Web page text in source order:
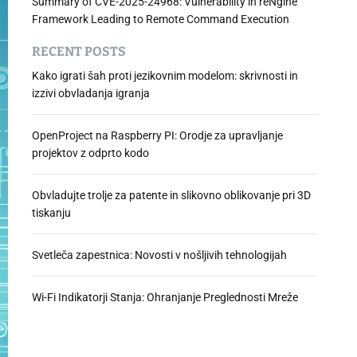
Framework Leading to Remote Command Execution
RECENT POSTS
Kako igrati šah proti jezikovnim modelom: skrivnosti in
izzivi obvladanja igranja
OpenProject na Raspberry PI: Orodje za upravljanje
projektov z odprto kodo
Obvladujte trolje za patente in slikovno oblikovanje pri 3D
tiskanju
Svetleča zapestnica: Novosti v nošljivih tehnologijah
Wi-Fi Indikatorji Stanja: Ohranjanje Preglednosti Mreže